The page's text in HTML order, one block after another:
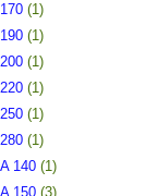
170 (1)
190 (1)
200 (1)
220 (1)
250 (1)
280 (1)
A 140 (1)
A 150 (3)